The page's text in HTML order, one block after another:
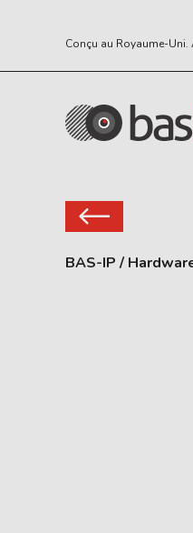
Conçu au Royaume-
BAS-IP /